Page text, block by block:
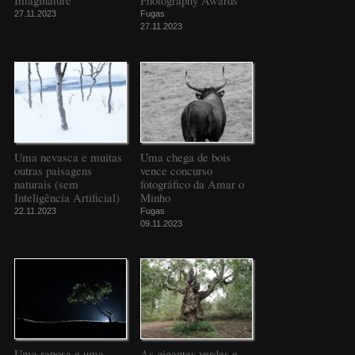
27.11.2023
Fugas
27.11.2023
Uma nevasca e muitas
outras paisagens
naturais (sem
Inteligência Artificial)
22.11.2023
Uma chega de bois
vence concurso
fotográfico da Amar o
Minho
Fugas
09.11.2023